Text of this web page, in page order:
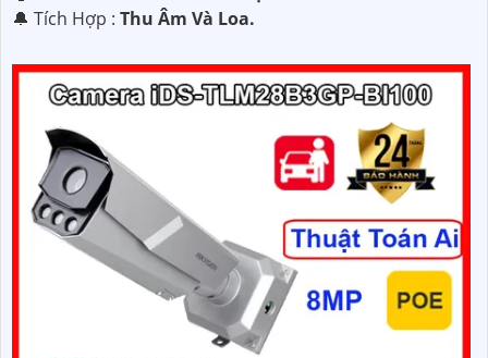
️🔔 Tích Hợp : Thu Âm Và Loa.